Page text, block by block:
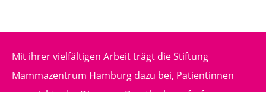
Mit ihrer vielfältigen Arbeit trägt die Stiftung
Mammazentrum Hamburg dazu bei, Patientinnen